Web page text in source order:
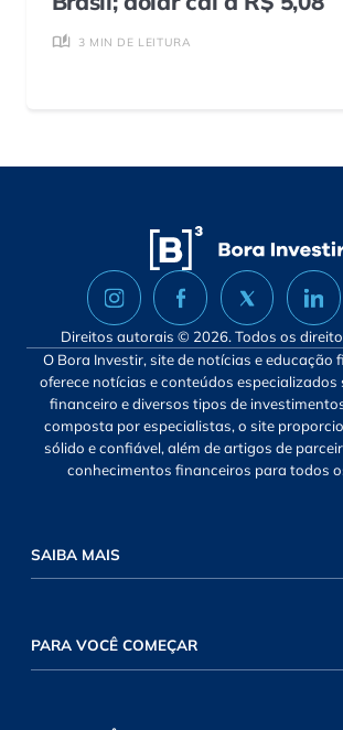
3 MIN DE LEITURA
Direitos autorais © 2026. Todos os
O Bora Investir, site de notícias e educação
oferece notícias e conteúdos especializados
financeiro e diversos tipos de
composta por especialistas, o site
sólido e confiável, além de artigos de
conhecimentos financeiros para todos
SAIBA MAIS
PARA VOCÊ COMEÇAR